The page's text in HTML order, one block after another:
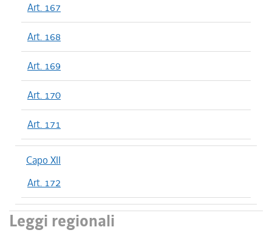
Art. 167
Art. 168
Art. 169
Art. 170
Art. 171
Capo XII
Art. 172
Leggi regionali